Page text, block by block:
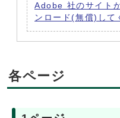
Adobe 社のサイト
ンロード(無償)して
各ページ